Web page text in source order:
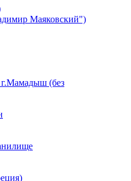
Маяковский")
г.Мамадыш (без